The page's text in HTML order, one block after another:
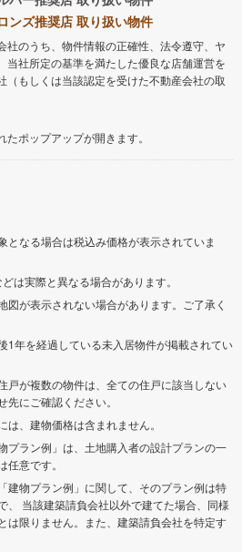
ンズ推奨店 取り扱い物件
社のうち、物件情報の正確性、法令遵守、ヤ
当社所定の基準を満たした優良な店舗運営を
（もしくは当該認定を受けた不動産会社の取
ポップアップが開きます。
となる場合は税込み価格が表示されていま
は実際と異なる場合があります。
図が表示されない場合があります。ご了承く
1年を経過している未入居物件が掲載されてい
戸が複数の物件は、全ての住戸に該当しない
にご確認ください。
は、建物価格は含まれません。
プラン例」は、土地購入者の設計プランの一
意です。
建物プラン例」に関して、そのプラン例は特
、 当該建築請負会社以外で建てた場合、同様
は限りません。また、建築請負会社を特定す